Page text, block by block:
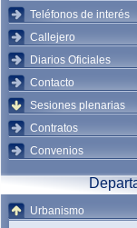
Teléfonos de interés
Callejero
Diarios Oficiales
Contacto
Sesiones plenarias
Contratos
Convenios
Urbanismo